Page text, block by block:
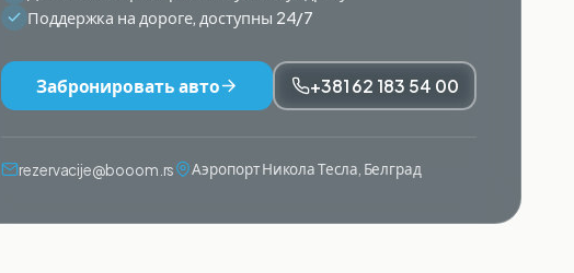
Поддержка на дороге, доступны 24/7
Забронировать авто +381 62 183 54 00
rezervacije@booom.rs Аэропорт Никола Тесла, Белград